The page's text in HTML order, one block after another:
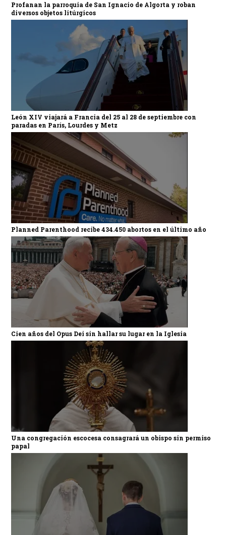
Profanan la parroquia de San Ignacio de Algorta y roban
diversos objetos litúrgicos
León XIV viajará a Francia del 25 al 28 de septiembre con
paradas en París, Lourdes y Metz
Planned Parenthood recibe 434.450 abortos en el último año
Cien años del Opus Dei sin hallar su lugar en la Iglesia
Una congregación escocesa consagrará un obispo sin permiso
papal